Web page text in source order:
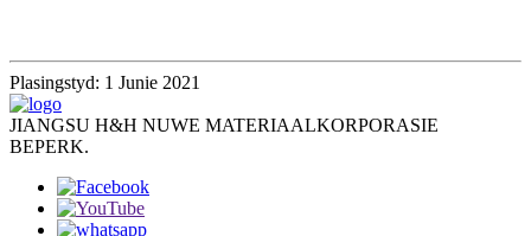
Plasingstyd: 1 Junie 2021
JIANGSU H&H NUWE MATERIAALKORPORASIE
BEPERK.